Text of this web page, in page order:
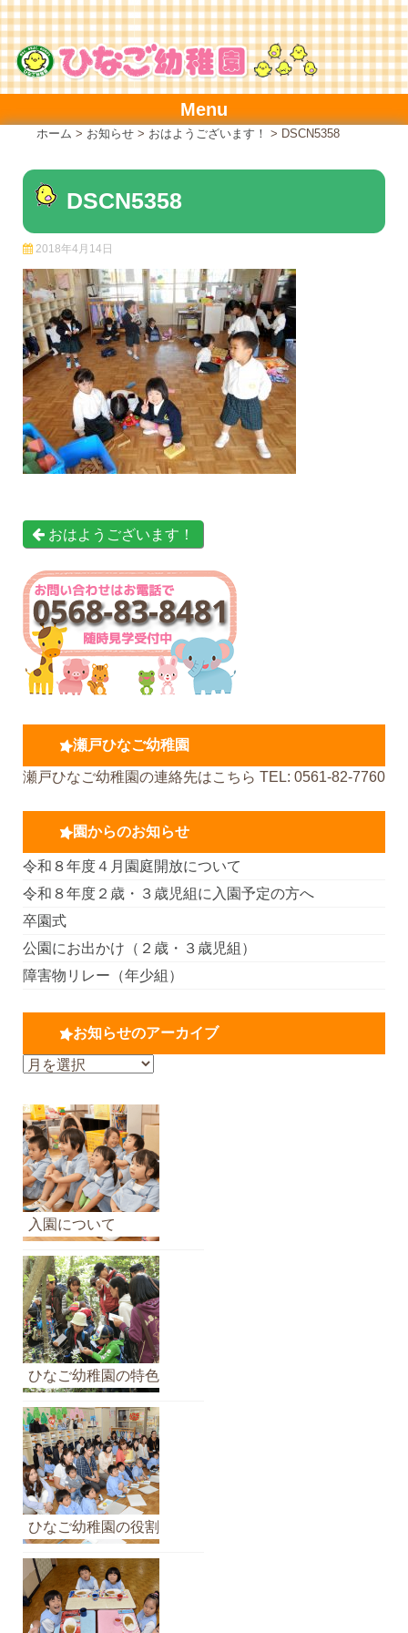
Skip
to
content
Menu
ホーム > お知らせ > おはようございます！ > DSCN5358
DSCN5358
2018年4月14日
おはようございます！
瀬戸ひなご幼稚園
瀬戸ひなご幼稚園の連絡先はこちら TEL: 0561-82-7760
園からのお知らせ
令和８年度４月園庭開放について
令和８年度２歳・３歳児組に入園予定の方へ
卒園式
公園にお出かけ（２歳・３歳児組）
障害物リレー（年少組）
お知らせのアーカイブ
お
ら
せ
の
ア
ー
カ
イ
ブ
入園について
ひなご幼稚園の特色
ひなご幼稚園の役割